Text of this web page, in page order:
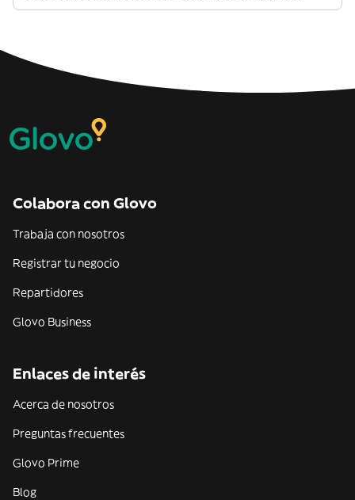
Colabora con Glovo
Trabaja con nosotros
Registrar tu negocio
Repartidores
Glovo Business
Enlaces de interés
Acerca de nosotros
Preguntas frecuentes
Glovo Prime
Blog